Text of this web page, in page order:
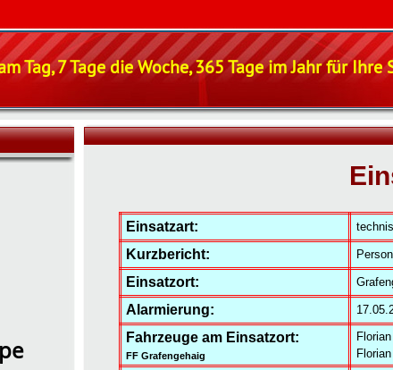
Tag, 7 Tage die Woche, 365 Tage im Jahr für
Einsatzart:
Kurzbericht:
Einsatzort:
Alarmierung:
Fahrzeuge am Einsatzort:
FF Grafengehaig